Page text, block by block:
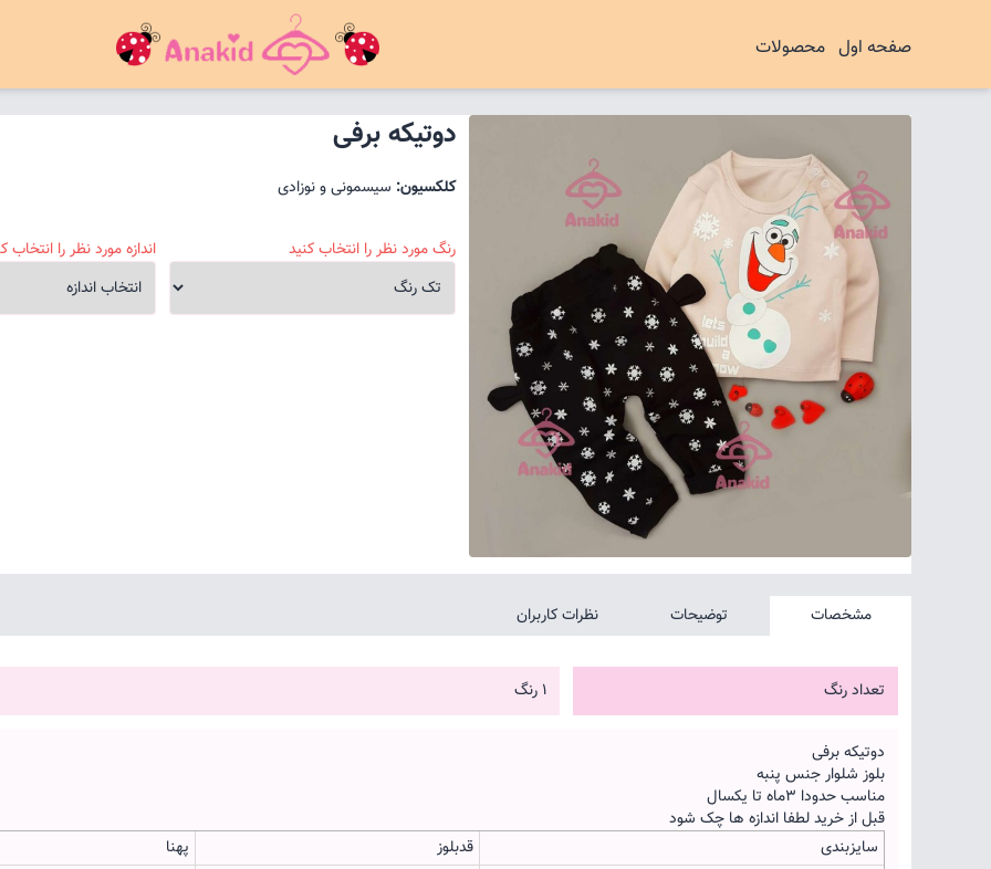
صفحه اول محصولات
دوتیکه برفی
کلکسیون: سیسمونی و نوزادی
رنگ مورد نظر را انتخاب کنید اندازه مورد نظر را انتخاب
مشخصات توضیحات نظرات کاربران
تعداد رنگ 1 رنگ
دوتیکه برفی
بلوز شلوار جنس پنبه
مناسب حدودا 3ماه تا یکسال
قبل از خرید لطفا اندازه ها چک شود
سایزبندی
قدبلوز پهنا